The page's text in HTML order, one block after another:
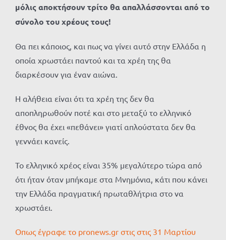
μόλις αποκτήσουν τρίτο θα απαλλάσσονται από το
σύνολο του χρέους τους!
Θα πει κάποιος, και πως να γίνει αυτό στην Ελλάδα η
οποία χρωστάει παντού και τα χρέη της θα
διαρκέσουν για έναν αιώνα.
Η αλήθεια είναι ότι τα χρέη της δεν θα
αποπληρωθούν ποτέ και στο μεταξύ το ελληνικό
έθνος θα έχει «πεθάνει» γιατί απλούστατα δεν θα
γεννάει κανείς.
Το ελληνικό χρέος είναι 35% μεγαλύτερο τώρα από
ότι ήταν όταν μπήκαμε στα Μνημόνια, κάτι που κάνει
την Ελλάδα πραγματική πρωταθλήτρια στο να
χρωστάει.
Οπως έγραφε το pronews.gr στις στις 31 Μαρτίου